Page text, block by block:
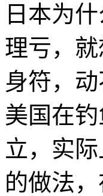
日本为
理亏，
身符，
美国在
立，实
的做法